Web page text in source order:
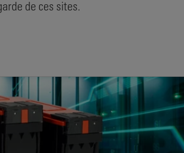
de ces sites.